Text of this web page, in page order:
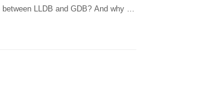
LLDB and GDB? And why do